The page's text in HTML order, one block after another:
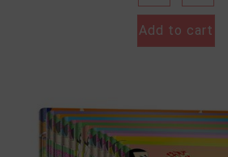
Add to cart